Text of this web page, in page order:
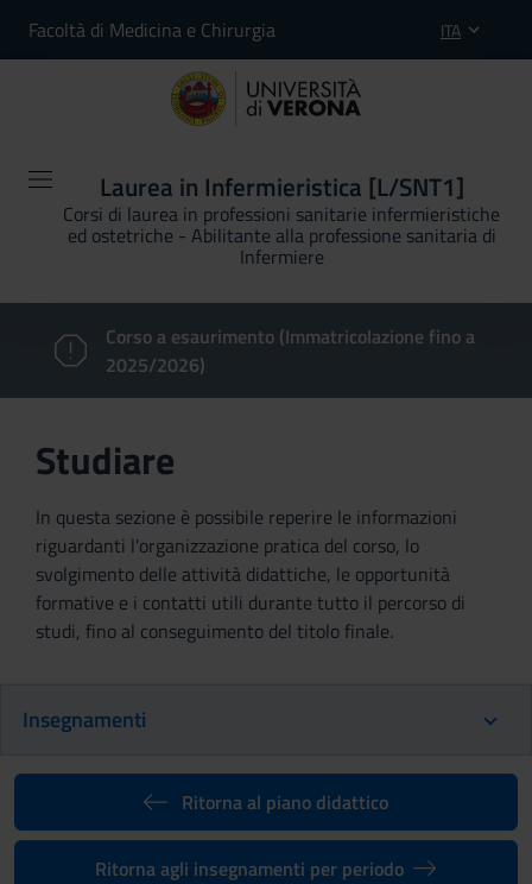
Facoltà di Medicina e Chirurgia ITA
Laurea in Infermieristica [L/SNT1]
Corsi di laurea in professioni sanitarie infermieristiche
ed ostetriche - Abilitante alla professione sanitaria di
Infermiere
Corso a esaurimento (Immatricolazione fino a
2025/2026)
Studiare
In questa sezione è possibile reperire le informazioni
riguardanti l'organizzazione pratica del corso, lo
svolgimento delle attività didattiche, le opportunità
formative e i contatti utili durante tutto il percorso di
studi, fino al conseguimento del titolo finale.
Insegnamenti
Ritorna al piano didattico
Ritorna agli insegnamenti per periodo